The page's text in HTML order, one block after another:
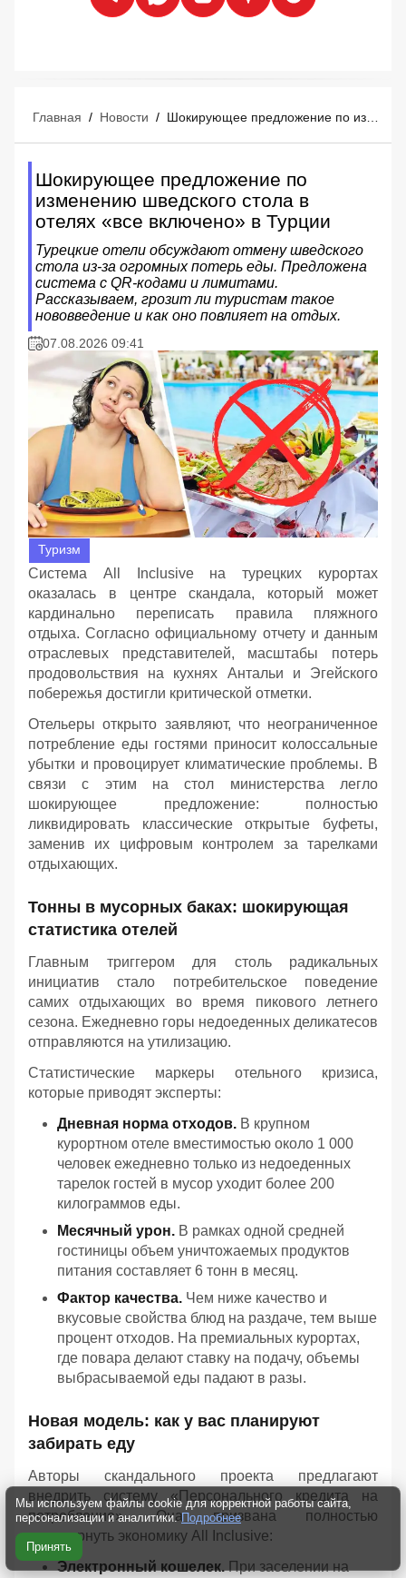
Главная / Новости /
Шокирующее предложение по
изменению шведского стола в
отелях «все включено» в Турции
Турецкие отели обсуждают отмену шведского
стола из-за огромных потерь еды. Предложена
система с QR-кодами и лимитами.
Рассказываем, грозит ли туристам такое
нововведение и как оно повлияет на отдых.
07.08.2026 09:41
Туризм
Система All Inclusive на турецких курортах
оказалась в центре скандала, который может
кардинально переписать правила пляжного
отдыха. Согласно официальному отчету и данным
отраслевых представителей, масштабы потерь
продовольствия на кухнях Антальи и Эгейского
побережья достигли критической отметки.
Отельеры открыто заявляют, что неограниченное
потребление еды гостями приносит колоссальные
убытки и провоцирует климатические проблемы. В
связи с этим на стол министерства легло
шокирующее предложение: полностью
ликвидировать классические открытые буфеты,
заменив их цифровым контролем за тарелками
отдыхающих.
Тонны в мусорных баках: шокирующая
статистика отелей
Главным триггером для столь радикальных
инициатив стало потребительское поведение
самих отдыхающих во время пикового летнего
сезона. Ежедневно горы недоеденных деликатесов
отправляются на утилизацию.
Статистические маркеры отельного кризиса,
которые приводят эксперты:
Дневная норма отходов. В крупном
курортном отеле вместимостью около 1 000
человек ежедневно только из недоеденных
тарелок гостей в мусор уходит более 200
килограммов еды.
Месячный урон. В рамках одной средней
гостиницы объем уничтожаемых продуктов
питания составляет 6 тонн в месяц.
Фактор качества. Чем ниже качество и
вкусовые свойства блюд на раздаче, тем выше
процент отходов. На премиальных курортах,
где повара делают ставку на подачу, объемы
выбрасываемой еды падают в разы.
Новая модель: как у вас планируют
забирать еду
Авторы скандального проекта предлагают
внедрить систему «Персонального кредита на
потребление». Она призвана полностью
перевернуть экономику All Inclusive:
Электронный кошелек. При заселении на
Мы используем файлы cookie для корректной работы сайта,
персонализации и аналитики. Подробнее
Принять